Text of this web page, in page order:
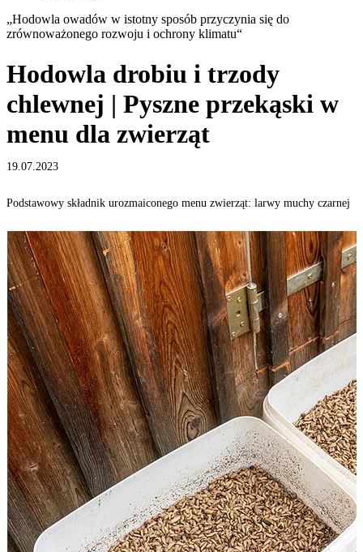
„Hodowla owadów w istotny sposób przyczynia się do
zrównoważonego rozwoju i ochrony klimatu“
Hodowla drobiu i trzody
chlewnej | Pyszne przekąski w
menu dla zwierząt
19.07.2023
Podstawowy składnik urozmaiconego menu zwierząt: larwy muchy czarnej